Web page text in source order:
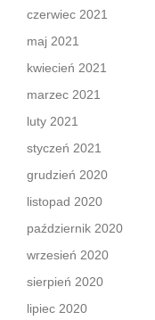
czerwiec 2021
maj 2021
kwiecień 2021
marzec 2021
luty 2021
styczeń 2021
grudzień 2020
listopad 2020
październik 2020
wrzesień 2020
sierpień 2020
lipiec 2020